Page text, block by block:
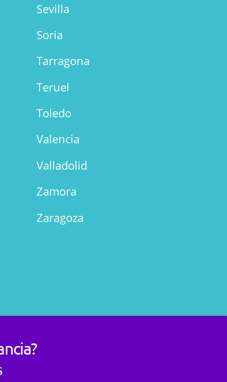
Sevilla
Soria
Tarragona
Teruel
Toledo
Valencia
Valladolid
Zamora
Zaragoza